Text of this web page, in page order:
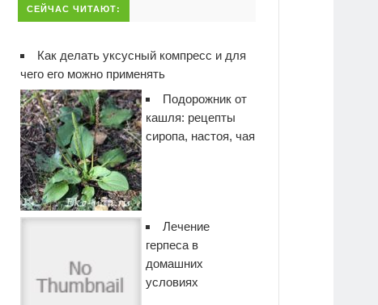
СЕЙЧАС ЧИТАЮТ:
Как делать уксусный компресс и для
чего его можно применять
Подорожник от
кашля: рецепты
сиропа, настоя, чая
Лечение
герпеса в
домашних
условиях